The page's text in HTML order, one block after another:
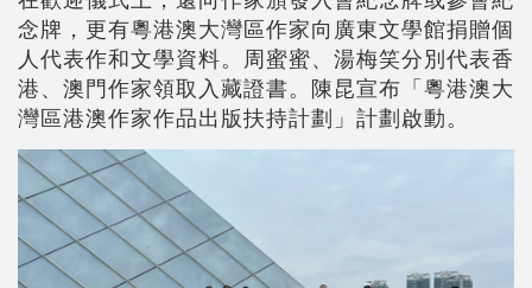
念牌，更有粵港澳大灣區作家向廣東文學館捐贈個
人代表作和文學資料。周蜜蜜、湯梅笑分別代表香
港、澳門作家領取入藏證書。陳昆宣布「粵港澳大
灣區港澳作家作品出版扶持計劃」計劃啟動。